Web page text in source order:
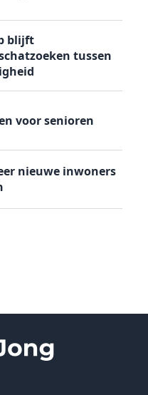
blijft
tussen
voor senioren
nieuwe inwoners